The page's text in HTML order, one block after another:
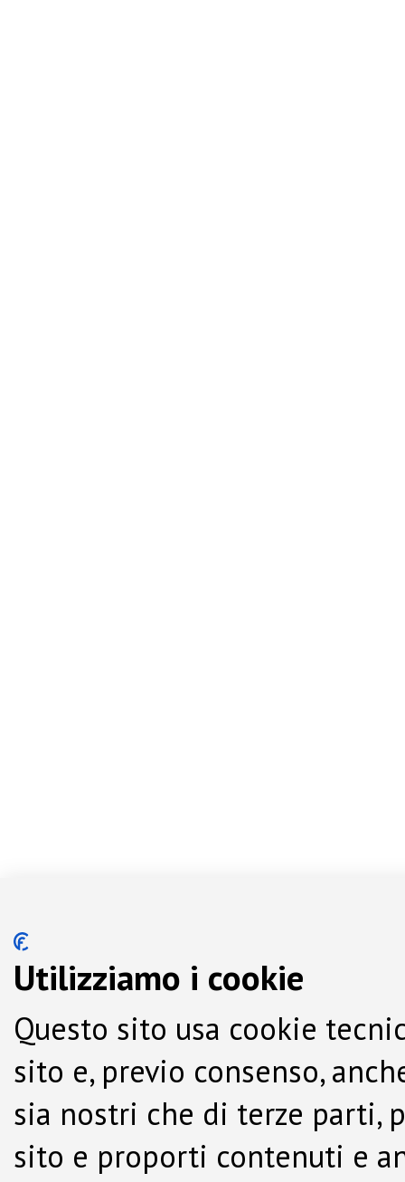
Utilizziamo i cookie
Questo sito usa cookie
sito e, previo consenso,
sia nostri che di terze parti,
sito e proporti contenuti e